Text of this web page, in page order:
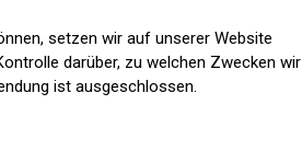
setzen wir auf unserer Website
darüber, zu welchen Zwecken wir
ist ausgeschlossen.